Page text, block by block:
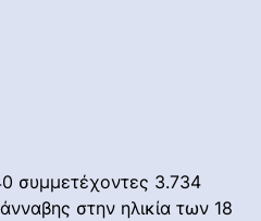
συμμετέχοντες 3.734
στην ηλικία των 18